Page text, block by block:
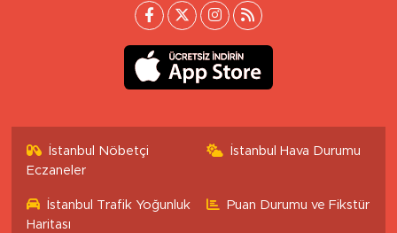
İstanbul Nöbetçi
Eczaneler
İstanbul Hava Durumu
İstanbul Trafik Yoğunluk
Haritası
Puan Durumu ve Fikstür